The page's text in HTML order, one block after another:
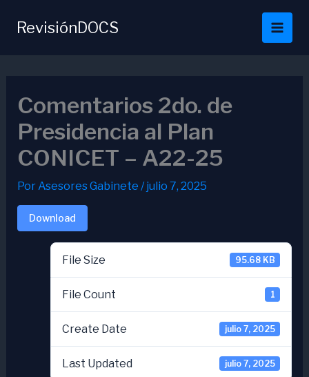
RevisiónDOCS
Comentarios 2do. de
Presidencia al Plan
CONICET – A22-25
PorAsesores Gabinete /julio 7, 2025
Download
File Size 95.68 KB
File Count 1
Create Date julio 7, 2025
Last Updated julio 7, 2025